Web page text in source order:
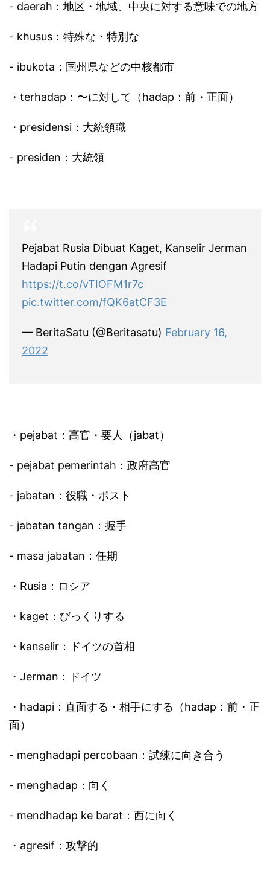
- daerah：地区・地域、中央に対する意味での地方
- khusus：特殊な・特別な
- ibukota：国州県などの中核都市
・terhadap：〜に対して（hadap：前・正面）
・presidensi：大統領職
- presiden：大統領
Pejabat Rusia Dibuat Kaget, Kanselir Jerman
Hadapi Putin dengan Agresif
https://t.co/vTIOFM1r7c
pic.twitter.com/fQK6atCF3E
— BeritaSatu (@Beritasatu) February 16,
2022
・pejabat：高官・要人（jabat）
- pejabat pemerintah：政府高官
- jabatan：役職・ポスト
- jabatan tangan：握手
- masa jabatan：任期
・Rusia：ロシア
・kaget：びっくりする
・kanselir：ドイツの首相
・Jerman：ドイツ
・hadapi：直面する・相手にする（hadap：前・正
面）
- menghadapi percobaan：試練に向き合う
- menghadap：向く
- mendhadap ke barat：西に向く
・agresif：攻撃的